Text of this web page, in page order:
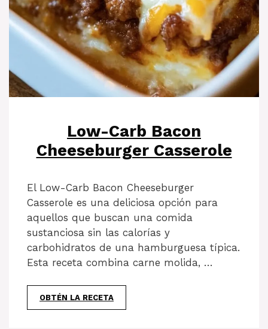
Low-Carb Bacon
Cheeseburger Casserole
El Low-Carb Bacon Cheeseburger
Casserole es una deliciosa opción para
aquellos que buscan una comida
sustanciosa sin las calorías y
carbohidratos de una hamburguesa típica.
Esta receta combina carne molida, …
OBTÉN LA RECETA